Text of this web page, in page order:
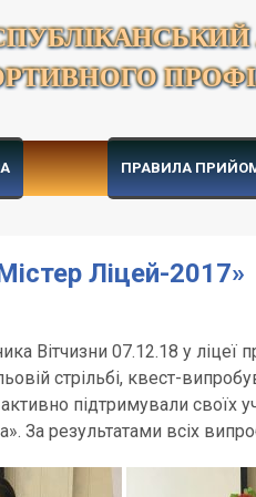
ПРАВИЛА
Ліцей-2017»
Вітчизни 07.12.18 у ліцеї
стрільбі, квест-
підтримували своїх
За результатами всіх